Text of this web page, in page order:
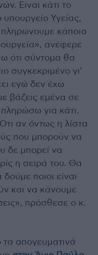
Είναι κάτι το
υπουργείο Υγείας,
κάποια
ανέφερε
ότι σύντομα θα
συγκεκριμένο γι’
εγώ δεν έχω
βάζεις εμένα σε
για κάτι.
αν όντως η λίστα
που μπορούν να
δε μπορεί να
η σειρά του. Θα
ποιοι είναι
και να κάνουμε
πρόσθεσε ο κ.
τα απογευματινά